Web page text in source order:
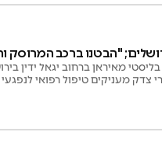
"הבטנו ברכב המרוסק
צדק מעניקים טיפול רפואי